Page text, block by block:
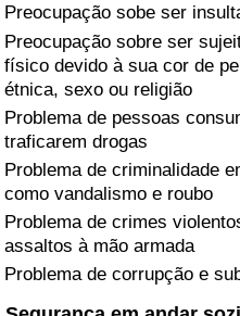
Preocupação sobe ser
Preocupação sobre ser
físico devido à sua cor de
étnica, sexo ou religião
Problema de pessoas
traficarem drogas
Problema de criminalidade
como vandalismo e roubo
Problema de crimes
assaltos à mão armada
Problema de corrupção e
Indicador de Saúde por
Poluição
Indicador de Poluição
Índice de poluição
Indicador de Poluição por
Trânsito